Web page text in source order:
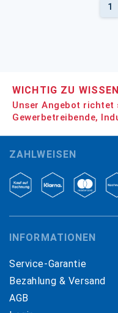
Sie
1
WICHTIG ZU WISSEN
Unser Angebot
Gewerbetreibende,
ZAHLWEISEN
INFORMATIONEN
Service-Garantie
Bezahlung & Versand
AGB